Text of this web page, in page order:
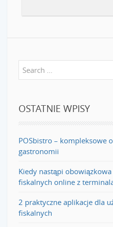
OSTATNIE WPISY
POSbistro – kompleksowe
gastronomii
Kiedy nastąpi
fiskalnych online z
2 praktyczne aplikacje dla
fiskalnych